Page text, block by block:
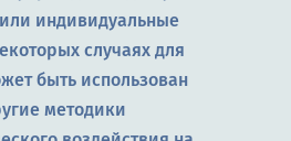
индивидуальные
случаях для
быть использован
методики